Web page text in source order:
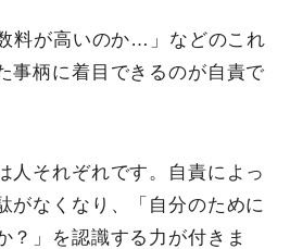
料が高いのか…」などのこれ
事柄に着目できるのが自責で
人それぞれです。自責によっ
がなくなり、「自分のために
？」を認識する力が付きま